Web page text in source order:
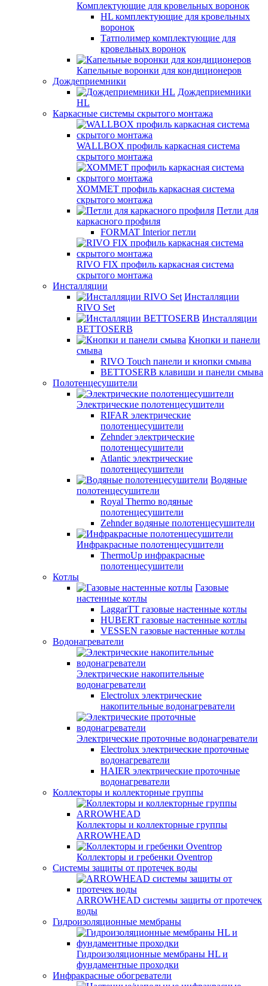
Комплектующие для кровельных воронок
HL комплектующие для кровельных
воронок
Татполимер комплектующие для
кровельных воронок
Капельные воронки для кондиционеров
Дождеприемники
Дождеприемники
HL
Каркасные системы скрытого монтажа
WALLBOX профиль каркасная система
скрытого монтажа
ХОММЕТ профиль каркасная система
скрытого монтажа
Петли для
каркасного профиля
FORMAT Interior петли
RIVO FIX профиль каркасная система
скрытого монтажа
Инсталляции
Инсталляции
RIVO Set
Инсталляции
BETTOSERB
Кнопки и панели
смыва
RIVO Touch панели и кнопки смыва
BETTOSERB клавиши и панели смыва
Полотенцесушители
Электрические полотенцесушители
RIFAR электрические
полотенцесушители
Zehnder электрические
полотенцесушители
Atlantic электрические
полотенцесушители
Водяные
полотенцесушители
Royal Thermo водяные
полотенцесушители
Zehnder водяные полотенцесушители
Инфракрасные полотенцесушители
ThermoUp инфракрасные
полотенцесушители
Котлы
Газовые
настенные котлы
LaggarTT газовые настенные котлы
HUBERT газовые настенные котлы
VESSEN газовые настенные котлы
Водонагреватели
Электрические накопительные
водонагреватели
Electrolux электрические
накопительные водонагреватели
Электрические проточные водонагреватели
Electrolux электрические проточные
водонагреватели
HAIER электрические проточные
водонагреватели
Коллекторы и коллекторные группы
Коллекторы и коллекторные группы
ARROWHEAD
Коллекторы и гребенки Oventrop
Системы защиты от протечек воды
ARROWHEAD системы защиты от протечек
воды
Гидроизоляционные мембраны
Гидроизоляционные мембраны HL и
фундаментные проходки
Инфракрасные обогреватели